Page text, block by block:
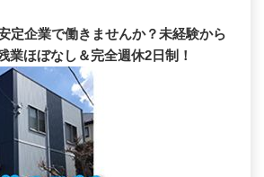
定企業で働きませんか？未経験から
業ほぼなし＆完全週休2日制！